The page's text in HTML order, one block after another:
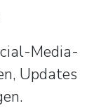
Media-
Updates